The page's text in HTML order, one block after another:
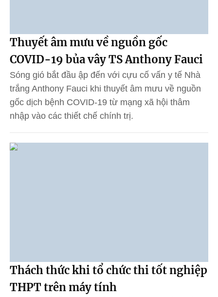
Thuyết âm mưu về nguồn gốc
COVID-19 bủa vây TS Anthony Fauci
Sóng gió bắt đầu ập đến với cựu cố vấn y tế Nhà
trắng Anthony Fauci khi thuyết âm mưu về nguồn
gốc dịch bệnh COVID-19 từ mạng xã hội thâm
nhập vào các thiết chế chính trị.
Thách thức khi tổ chức thi tốt nghiệp
THPT trên máy tính